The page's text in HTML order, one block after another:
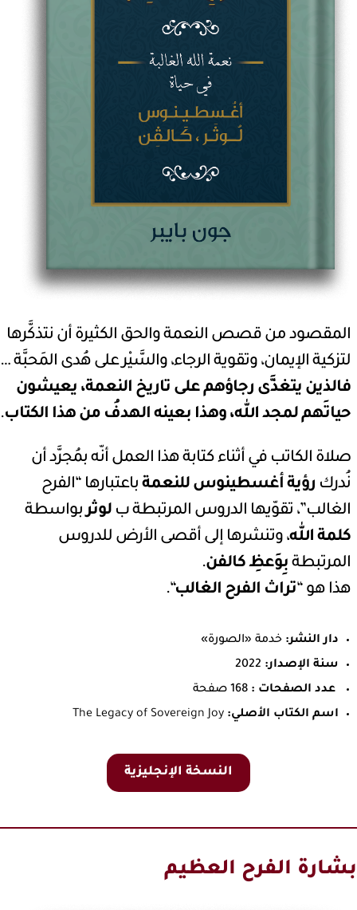
المقصود من قصص النعمة والحق الكثيرة أن نتذكَّرها
لتزكية الإيمان، وتقوية الرجاء، والسَّيْر على هُدى المَحبَّة …
فالذين يتغذَّى رجاؤهم على تاريخ النعمة، يعيشون
حياتَهم لمجد الله، وهذا بعينه الهدفُ من هذا الكتاب.
صلاة الكاتب في أثناء كتابة هذا العمل أنّه بمُجرَّد أن
نُدرك رؤية أغسطينوس للنعمة باعتبارها “الفرح
الغالب”، تقوّيها الدروس المرتبطة ب لوثربواسطة
كلمة الله، وتنشرها إلى أقصى الأرض للدروس
المرتبطة بِوَعظِ كالفن.
هذا هو “تراث الفرح الغالب“.
دار النشر: خدمة «الصورة»
سنة الإصدار: 2022
عدد الصفحات : 168 صفحة
اسم الكتاب الأصلي: The Legacy of Sovereign Joy
النسخة الإنجليزية
بشارة الفرح العظيم